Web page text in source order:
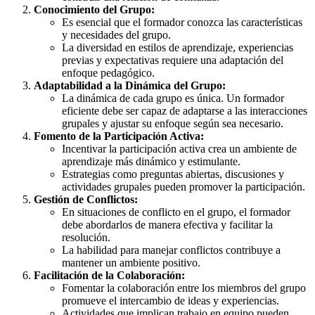
Conocimiento del Grupo:
Es esencial que el formador conozca las características
y necesidades del grupo.
La diversidad en estilos de aprendizaje, experiencias
previas y expectativas requiere una adaptación del
enfoque pedagógico.
Adaptabilidad a la Dinámica del Grupo:
La dinámica de cada grupo es única. Un formador
eficiente debe ser capaz de adaptarse a las interacciones
grupales y ajustar su enfoque según sea necesario.
Fomento de la Participación Activa:
Incentivar la participación activa crea un ambiente de
aprendizaje más dinámico y estimulante.
Estrategias como preguntas abiertas, discusiones y
actividades grupales pueden promover la participación.
Gestión de Conflictos:
En situaciones de conflicto en el grupo, el formador
debe abordarlos de manera efectiva y facilitar la
resolución.
La habilidad para manejar conflictos contribuye a
mantener un ambiente positivo.
Facilitación de la Colaboración:
Fomentar la colaboración entre los miembros del grupo
promueve el intercambio de ideas y experiencias.